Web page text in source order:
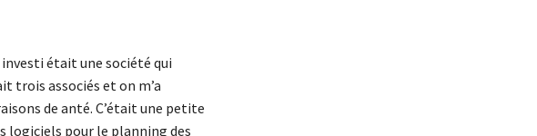
investi était une société qui
trois associés et on m’a
de anté. C’était une petite
logiciels pour le planning des